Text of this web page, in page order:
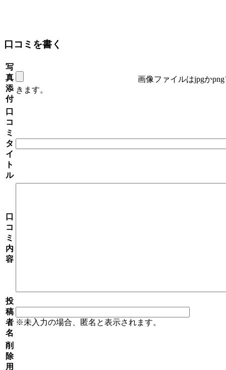
口コミを書く
写
真
添
付
画像ファイルはjpgか
きます。
口
コ
ミ
タ
イ
ト
ル
口
コ
ミ
内
容
投
稿
者
名
※未入力の場合、匿名と表示されます。
削
除
用